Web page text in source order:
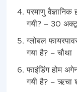
परमाणु वैज्ञानिक
गयी? – 30
ग्लोबल
गया है? – चौथा
फाइंडिंग होम
गयी है? – ऋचा